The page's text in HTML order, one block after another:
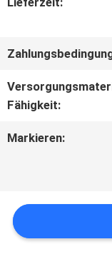
BITTE
EIN
ANGEBOT
Fähigkeit:
Markieren: